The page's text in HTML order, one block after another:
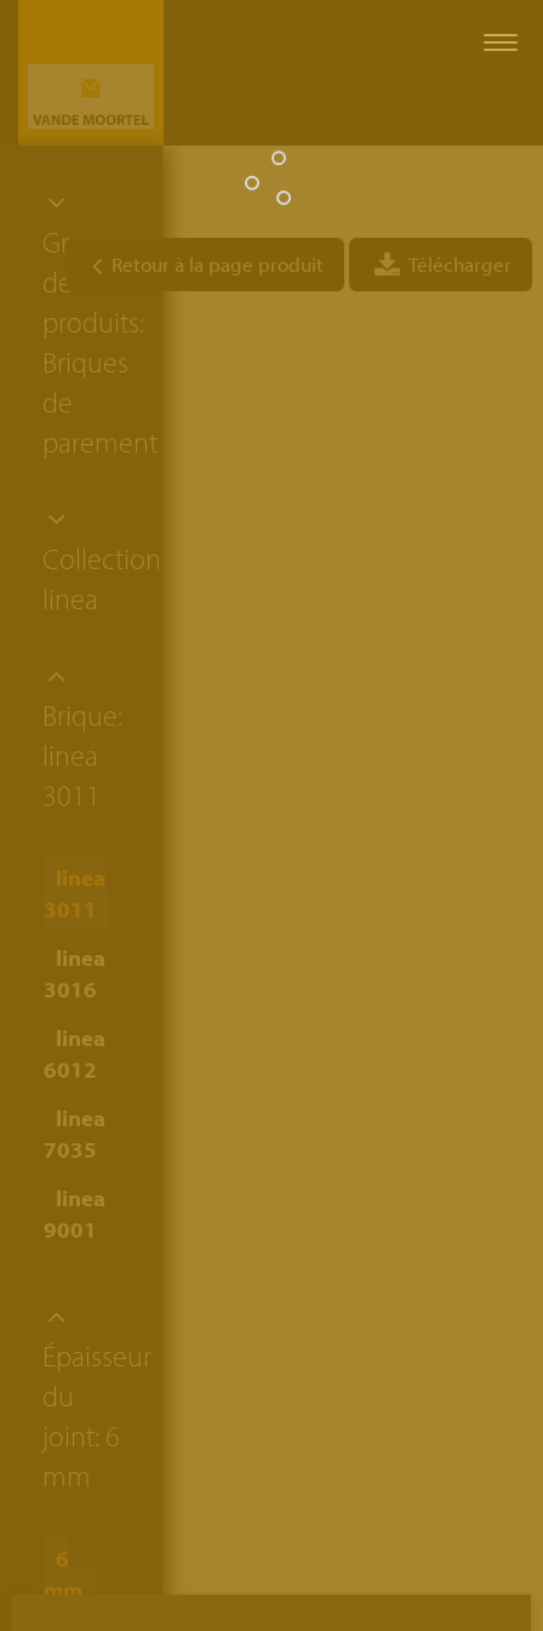
Groupe
de
produits:
Briques
de
parement
Collection:
linea
Brique:
linea
3011
linea
3011
linea
3016
linea
6012
linea
7035
linea
9001
Épaisseur
du
joint: 6
mm
6
mm
Retour à la page produit Télécharger